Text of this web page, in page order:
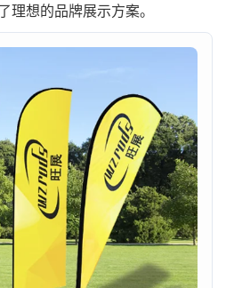
理想的品牌展示方案。